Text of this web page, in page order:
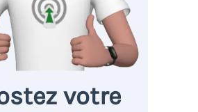
votre